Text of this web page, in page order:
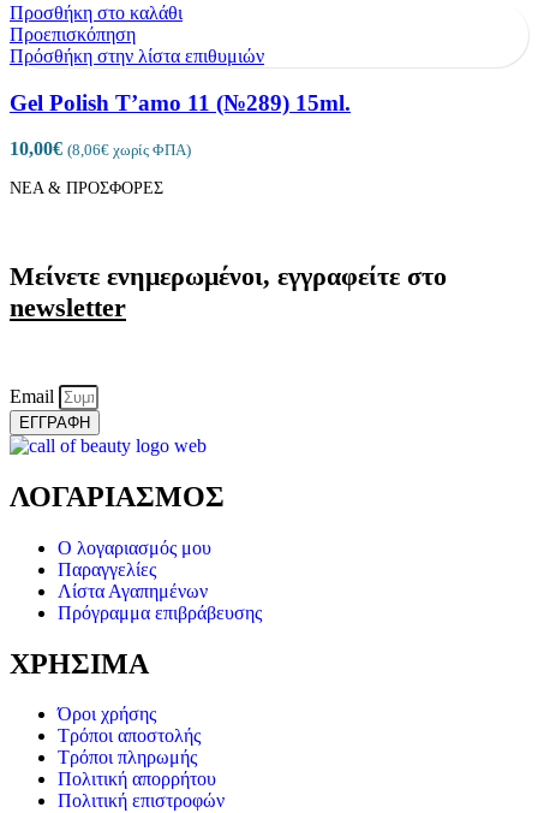
Προσθήκη στο καλάθι
Προεπισκόπηση
Πρόσθήκη στην λίστα επιθυμιών
Gel Polish T’amo 11 (№289) 15ml.
10,00€ (8,06€ χωρίς ΦΠΑ)
ΝΕΑ & ΠΡΟΣΦΟΡΕΣ
Μείνετε ενημερωμένοι, εγγραφείτε στο
newsletter
Email
ΕΓΓΡΑΦΗ
ΛΟΓΑΡΙΑΣΜΟΣ
Ο λογαριασμός μου
Παραγγελίες
Λίστα Αγαπημένων
Πρόγραμμα επιβράβευσης
ΧΡΗΣΙΜΑ
Όροι χρήσης
Τρόποι αποστολής
Τρόποι πληρωμής
Πολιτική απορρήτου
Πολιτική επιστροφών